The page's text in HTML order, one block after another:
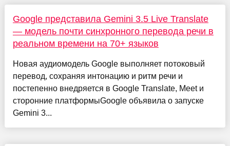
Google представила Gemini 3.5 Live Translate
— модель почти синхронного перевода речи в
реальном времени на 70+ языков
Новая аудиомодель Google выполняет потоковый
перевод, сохраняя интонацию и ритм речи и
постепенно внедряется в Google Translate, Meet и
сторонние платформыGoogle объявила о запуске
Gemini 3...